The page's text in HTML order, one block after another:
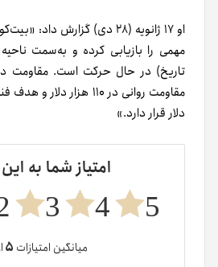
او ۱۷ ژانویه (۲۸ دی) گزارش
دلار قرار دارد.»
امتیاز شما به
5
4
3
میانگین امتیازات ۵